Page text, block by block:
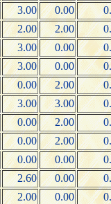
3.00 0.00
2.00 2.00
3.00 0.00
3.00 0.00
0.00 2.00
3.00 3.00
0.00 2.00
0.00 2.00
0.00 0.00
2.60 0.00
2.00 0.00